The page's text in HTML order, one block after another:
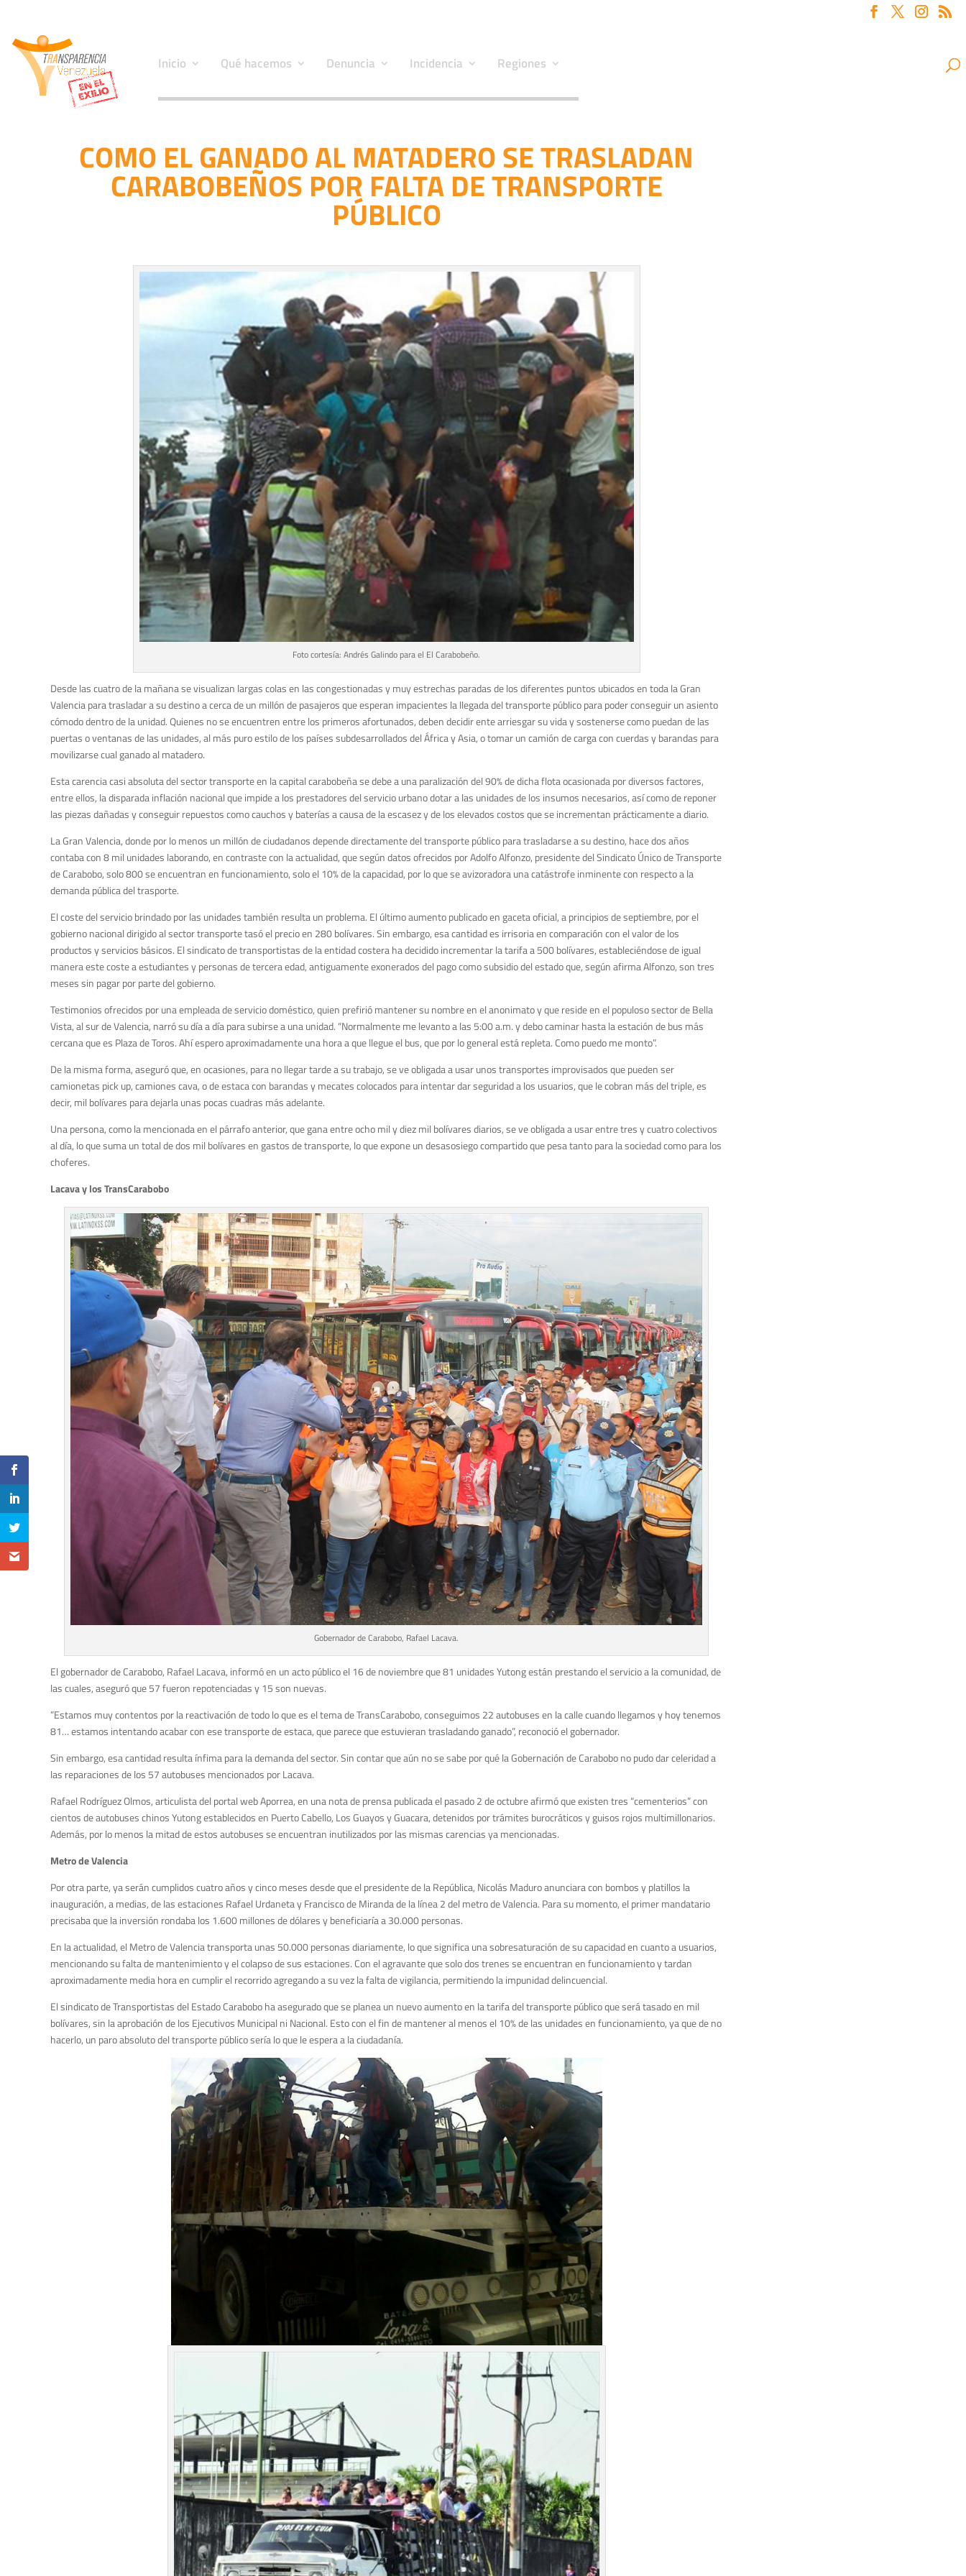
Inicio Qué hacemos Denuncia Incidencia Regiones
COMO EL GANADO AL MATADERO SE TRASLADAN
CARABOBEÑOS POR FALTA DE TRANSPORTE
PÚBLICO
Foto cortesía: Andrés Galindo para el El Carabobeño.
Desde las cuatro de la mañana se visualizan largas colas en las congestionadas y muy estrechas paradas de los diferentes puntos ubicados en toda la Gran
Valencia para trasladar a su destino a cerca de un millón de pasajeros que esperan impacientes la llegada del transporte público para poder conseguir un asiento
cómodo dentro de la unidad. Quienes no se encuentren entre los primeros afortunados, deben decidir ente arriesgar su vida y sostenerse como puedan de las
puertas o ventanas de las unidades, al más puro estilo de los países subdesarrollados del África y Asia, o tomar un camión de carga con cuerdas y barandas para
movilizarse cual ganado al matadero.
Esta carencia casi absoluta del sector transporte en la capital carabobeña se debe a una paralización del 90% de dicha flota ocasionada por diversos factores,
entre ellos, la disparada inflación nacional que impide a los prestadores del servicio urbano dotar a las unidades de los insumos necesarios, así como de reponer
las piezas dañadas y conseguir repuestos como cauchos y baterías a causa de la escasez y de los elevados costos que se incrementan prácticamente a diario.
La Gran Valencia, donde por lo menos un millón de ciudadanos depende directamente del transporte público para trasladarse a su destino, hace dos años
contaba con 8 mil unidades laborando, en contraste con la actualidad, que según datos ofrecidos por Adolfo Alfonzo, presidente del Sindicato Único de Transporte
de Carabobo, solo 800 se encuentran en funcionamiento, solo el 10% de la capacidad, por lo que se avizoradora una catástrofe inminente con respecto a la
demanda pública del trasporte.
El coste del servicio brindado por las unidades también resulta un problema. El último aumento publicado en gaceta oficial, a principios de septiembre, por el
gobierno nacional dirigido al sector transporte tasó el precio en 280 bolívares. Sin embargo, esa cantidad es irrisoria en comparación con el valor de los
productos y servicios básicos. El sindicato de transportistas de la entidad costera ha decidido incrementar la tarifa a 500 bolívares, estableciéndose de igual
manera este coste a estudiantes y personas de tercera edad, antiguamente exonerados del pago como subsidio del estado que, según afirma Alfonzo, son tres
meses sin pagar por parte del gobierno.
Testimonios ofrecidos por una empleada de servicio doméstico, quien prefirió mantener su nombre en el anonimato y que reside en el populoso sector de Bella
Vista, al sur de Valencia, narró su día a día para subirse a una unidad. “Normalmente me levanto a las 5:00 a.m. y debo caminar hasta la estación de bus más
cercana que es Plaza de Toros. Ahí espero aproximadamente una hora a que llegue el bus, que por lo general está repleta. Como puedo me monto”.
De la misma forma, aseguró que, en ocasiones, para no llegar tarde a su trabajo, se ve obligada a usar unos transportes improvisados que pueden ser
camionetas pick up, camiones cava, o de estaca con barandas y mecates colocados para intentar dar seguridad a los usuarios, que le cobran más del triple, es
decir, mil bolívares para dejarla unas pocas cuadras más adelante.
Una persona, como la mencionada en el párrafo anterior, que gana entre ocho mil y diez mil bolívares diarios, se ve obligada a usar entre tres y cuatro colectivos
al día, lo que suma un total de dos mil bolívares en gastos de transporte, lo que expone un desasosiego compartido que pesa tanto para la sociedad como para los
choferes.
Lacava y los TransCarabobo
Gobernador de Carabobo, Rafael Lacava.
El gobernador de Carabobo, Rafael Lacava, informó en un acto público el 16 de noviembre que 81 unidades Yutong están prestando el servicio a la comunidad, de
las cuales, aseguró que 57 fueron repotenciadas y 15 son nuevas.
”Estamos muy contentos por la reactivación de todo lo que es el tema de TransCarabobo, conseguimos 22 autobuses en la calle cuando llegamos y hoy tenemos
81… estamos intentando acabar con ese transporte de estaca, que parece que estuvieran trasladando ganado”, reconoció el gobernador.
Sin embargo, esa cantidad resulta ínfima para la demanda del sector. Sin contar que aún no se sabe por qué la Gobernación de Carabobo no pudo dar celeridad a
las reparaciones de los 57 autobuses mencionados por Lacava.
Rafael Rodríguez Olmos, articulista del portal web Aporrea, en una nota de prensa publicada el pasado 2 de octubre afirmó que existen tres “cementerios” con
cientos de autobuses chinos Yutong establecidos en Puerto Cabello, Los Guayos y Guacara, detenidos por trámites burocráticos y guisos rojos multimillonarios.
Además, por lo menos la mitad de estos autobuses se encuentran inutilizados por las mismas carencias ya mencionadas.
Metro de Valencia
Por otra parte, ya serán cumplidos cuatro años y cinco meses desde que el presidente de la República, Nicolás Maduro anunciara con bombos y platillos la
inauguración, a medias, de las estaciones Rafael Urdaneta y Francisco de Miranda de la línea 2 del metro de Valencia. Para su momento, el primer mandatario
precisaba que la inversión rondaba los 1.600 millones de dólares y beneficiaría a 30.000 personas.
En la actualidad, el Metro de Valencia transporta unas 50.000 personas diariamente, lo que significa una sobresaturación de su capacidad en cuanto a usuarios,
mencionando su falta de mantenimiento y el colapso de sus estaciones. Con el agravante que solo dos trenes se encuentran en funcionamiento y tardan
aproximadamente media hora en cumplir el recorrido agregando a su vez la falta de vigilancia, permitiendo la impunidad delincuencial.
El sindicato de Transportistas del Estado Carabobo ha asegurado que se planea un nuevo aumento en la tarifa del transporte público que será tasado en mil
bolívares, sin la aprobación de los Ejecutivos Municipal ni Nacional. Esto con el fin de mantener al menos el 10% de las unidades en funcionamiento, ya que de no
hacerlo, un paro absoluto del transporte público sería lo que le espera a la ciudadanía.